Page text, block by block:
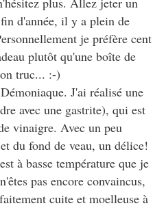
d'année, il y a plein de
je préfère cent
plutôt qu'une boîte de
truc... :-)
J'ai réalisé une
avec une gastrite), qui est
vinaigre. Avec un peu
du fond de veau, un délice!
à basse température que je
pas encore convaincus,
cuite et moelleuse à